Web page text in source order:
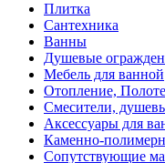
Плитка
Сантехника
Ванны
Душевые
Мебель для ванной
Отопление,
Смесители,
Аксессуары для
Каменно-
Сопутствующие